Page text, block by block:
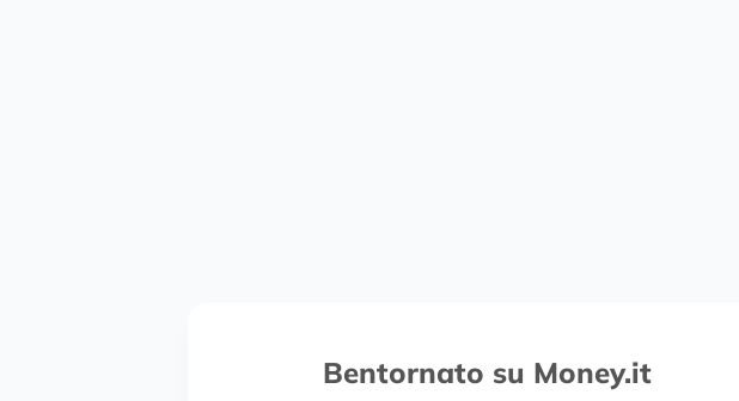
Bentornato su Money.it